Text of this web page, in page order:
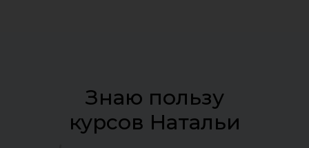
Знаю пользу
курсов Натальи